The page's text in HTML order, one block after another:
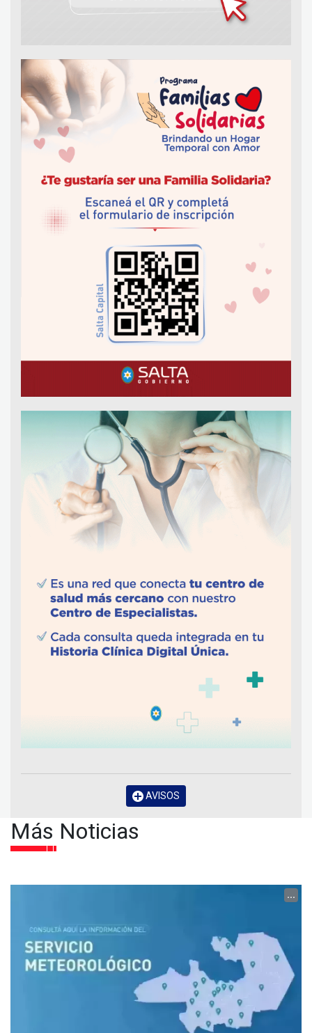
AVISOS
Más Noticias
...